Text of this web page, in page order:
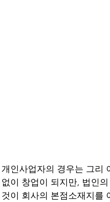
개인사업자의 경우는 그리
없이 창업이 되지만, 법인
것이 회사의 본점소재지를